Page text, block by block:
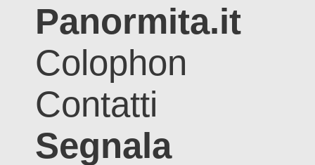
Panormita.it
Colophon
Contatti
Segnala